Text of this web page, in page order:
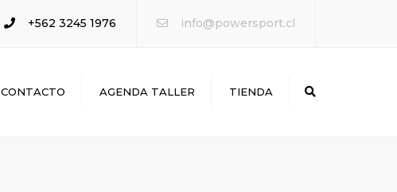
+562 3245 1976 info@powersport.cl
CONTACTO AGENDA TALLER TIENDA